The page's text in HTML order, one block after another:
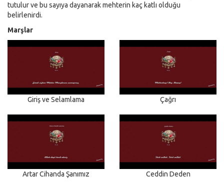
tutulur ve bu sayıya dayanarak mehterin kaç katlı olduğu
belirlenirdi.
Marşlar
Giriş ve Selamlama Çağrı
Artar Cihanda Şanımız Ceddin Deden